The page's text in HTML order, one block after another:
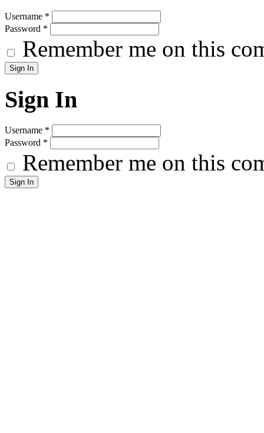
Username *
Password *
Remember me on this
Sign In
Username *
Password *
Remember me on this